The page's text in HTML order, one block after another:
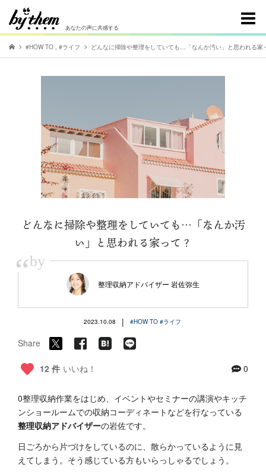
あなたの声に共感する
#HOW TO , #ライフ どんなに掃除や整理をしていても…「なんか汚い」と思われる家
どんなに掃除や整理をしていても…「なんか汚
い」と思われる家って？
“by
整理収納アドバイザー 岩佐弥生
2023.10.08 | #HOW TO #ライフ
Share
12 件 いいね！ 0
0整理収納作業をはじめ、イベントやセミナーの講演やキッチ
ンショールームでの収納コーディネートなどを行なっている
整理収納アドバイザーの岩佐です。
日ごろから片づけをしているのに、散らかっているように見
えてしまう。そう感じている方もいらっしゃるでしょう。